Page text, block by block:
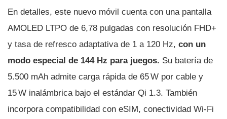
En detalles, este nuevo móvil cuenta con una pantalla
AMOLED LTPO de 6,78 pulgadas con resolución FHD+
y tasa de refresco adaptativa de 1 a 120 Hz, con un
modo especial de 144 Hz para juegos. Su batería de
5.500 mAh admite carga rápida de 65 W por cable y
15 W inalámbrica bajo el estándar Qi 1.3. También
incorpora compatibilidad con eSIM, conectividad Wi-Fi